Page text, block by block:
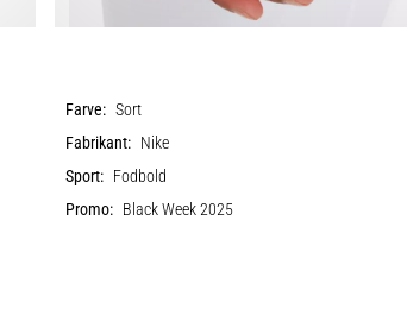
Farve: Sort
Fabrikant: Nike
Sport: Fodbold
Promo: Black Week 2025